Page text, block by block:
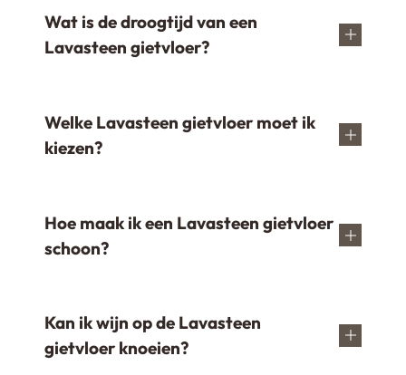
Wat is de droogtijd van een
Lavasteen gietvloer?
Welke Lavasteen gietvloer moet ik
kiezen?
Hoe maak ik een Lavasteen gietvloer
schoon?
Kan ik wijn op de Lavasteen
gietvloer knoeien?